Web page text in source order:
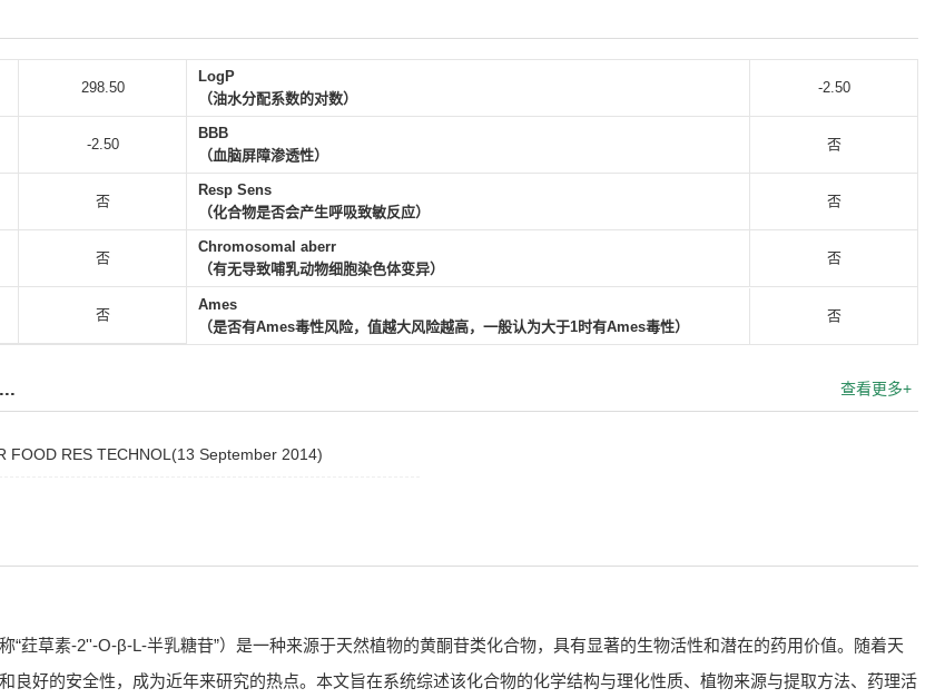
298.50
LogP
（油水分配系数的对数）
-2.50
-2.50
BBB
（血脑屏障渗透性）
否
否
Resp Sens
（化合物是否会产生呼吸致敏反应）
否
否
Chromosomal aberr
（有无导致哺乳动物细胞染色体变异）
否
否
Ames
（是否有Ames毒性风险，值越大风险越高，一般认为大于1时有Ames毒性）
否
查看更多+
FOOD RES TECHNOL(13 September 2014)
荭草素-2''-O-β-L-半乳糖苷”）是一种来源于天然植物的黄酮苷类化合物，具有显著的生物活性和潜在的药用价值。随着天
好的安全性，成为近年来研究的热点。本文旨在系统综述该化合物的化学结构与理化性质、植物来源与提取方法、药理活